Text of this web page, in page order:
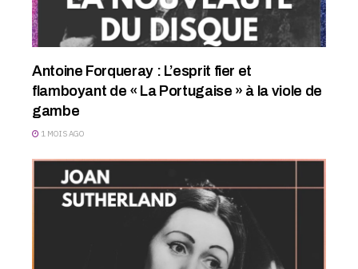
Antoine Forqueray : L’esprit fier et
flamboyant de « La Portugaise » à la viole de
gambe
1 MOIS AGO